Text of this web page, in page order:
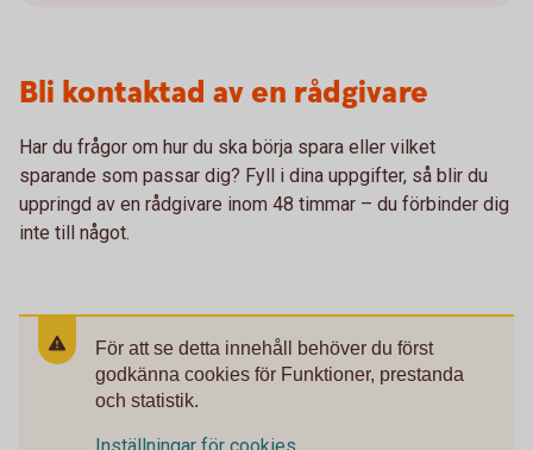
Bli kontaktad av en rådgivare
Har du frågor om hur du ska börja spara eller vilket
sparande som passar dig? Fyll i dina uppgifter, så blir du
uppringd av en rådgivare inom 48 timmar – du förbinder dig
inte till något.
För att se detta innehåll behöver du först
godkänna cookies för Funktioner, prestanda
och statistik.